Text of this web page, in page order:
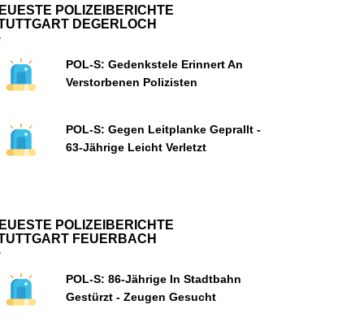
POLIZEIBERICHTE
DEGERLOCH
POL-S: Gedenkstele Erinnert An
Verstorbenen Polizisten
POL-S: Gegen Leitplanke Geprallt -
63-Jährige Leicht Verletzt
POLIZEIBERICHTE
FEUERBACH
POL-S: 86-Jährige In Stadtbahn
Gestürzt - Zeugen Gesucht